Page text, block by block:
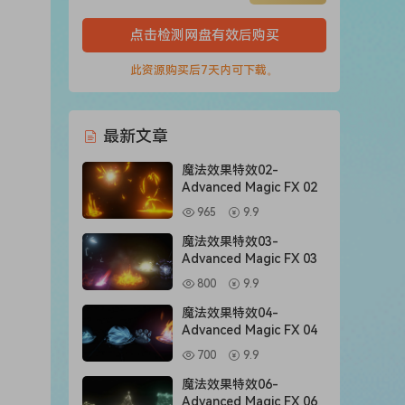
点击检测网盘有效后购买
此资源购买后7天内可下载。
最新文章
魔法效果特效02-
Advanced Magic FX 02
965 9.9
魔法效果特效03-
Advanced Magic FX 03
800 9.9
魔法效果特效04-
Advanced Magic FX 04
700 9.9
魔法效果特效06-
Advanced Magic FX 06